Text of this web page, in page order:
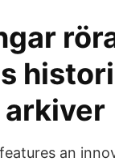
an